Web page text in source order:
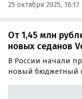
25 октября 2025, 16:17
От 1,45 млн
новых седанов
В России начали
новый бюджетный